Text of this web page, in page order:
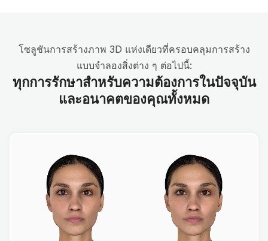
โซลูชันการสร้างภาพ 3D แห่งเดียวที่ครอบคลุมการสร้าง
แบบจำลองสิ่งต่าง ๆ ต่อไปนี้:
ทุกการรักษาสำหรับความต้องการในปัจจุบัน
และอนาคตของคุณทั้งหมด